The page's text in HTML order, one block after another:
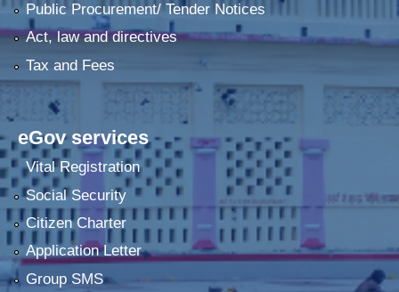
Public Procurement/ Tender Notices
Act, law and directives
Tax and Fees
eGov services
Vital Registration
Social Security
Citizen Charter
Application Letter
Group SMS